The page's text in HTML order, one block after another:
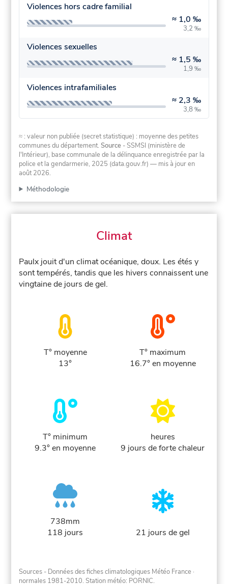
Violences hors cadre familial
≈ 1,0 ‰
3,2 ‰
Violences sexuelles
≈ 1,5 ‰
1,9 ‰
Violences intrafamiliales
≈ 2,3 ‰
3,8 ‰
≈ : valeur non publiée (secret statistique) : moyenne des petites
communes du département.Source - SSMSI (ministère de
l'Intérieur), base communale de la délinquance enregistrée par la
police et la gendarmerie, 2025 (data.gouv.fr) — mis à jour en
août 2026.
Méthodologie
Climat
Paulx jouit d'un climat océanique, doux. Les étés y
sont tempérés, tandis que les hivers connaissent une
vingtaine de jours de gel.
T° moyenne
13°
T° maximum
16.7° en moyenne
T° minimum
9.3° en moyenne
heures
9 jours de forte chaleur
738mm
118 jours
21 jours de gel
Sources - Données des fiches climatologiques Météo France ·
normales 1981-2010. Station météo: PORNIC.